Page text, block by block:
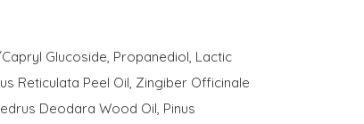
Glucoside, Propanediol, Lactic
Reticulata Peel Oil, Zingiber Officinale
Deodara Wood Oil, Pinus